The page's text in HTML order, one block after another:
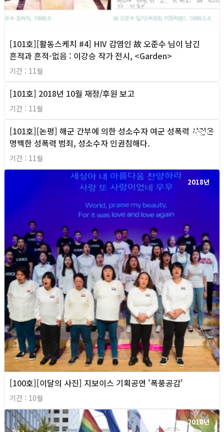
[101호][활동스케치 #4] HIV 감염인 故 오준수 님이 남긴
흔적과 흔적-없음 : 이강승 작가 전시, <Garden>
기간 : 11월
[101호] 2018년 10월 재정/후원 보고
기간 : 11월
2018년
[101호][논평] 해군 간부에 의한 성소수자 여군 성폭력 사건은
명백한 성폭력 범죄, 성소수자 인권침해다.
기간 : 11월
2018년
[100호][이달의 사진] 지보이스 기획공연 '폭풍공감'
기간 : 10월
2018년